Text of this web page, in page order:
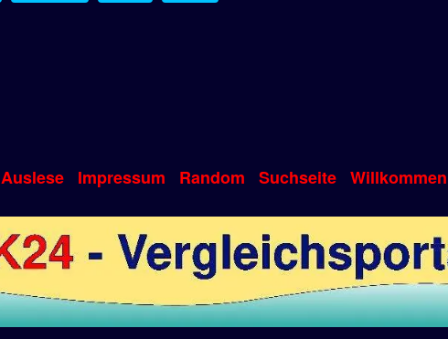
Auslese Impressum Random Suchseite Willkommen